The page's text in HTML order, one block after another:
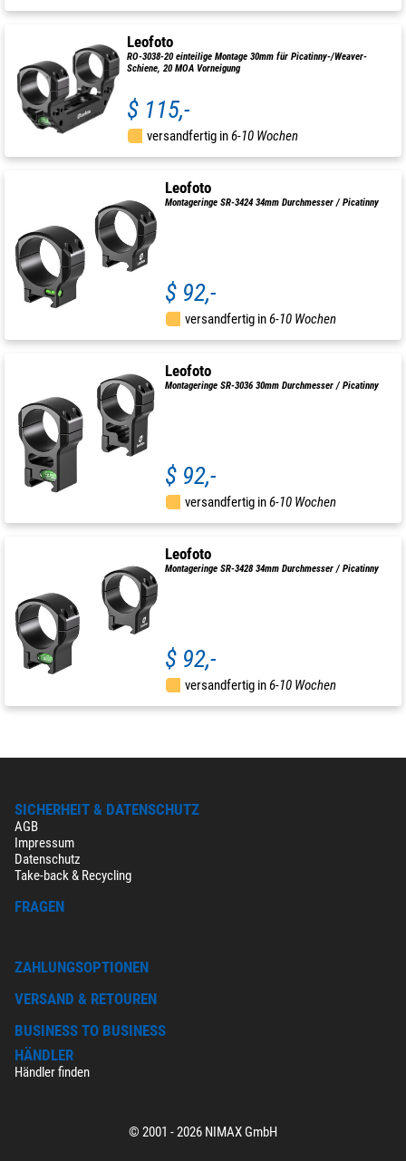
Leofoto
RO-3038-20 einteilige Montage 30mm für Picatinny-/Weaver-
Schiene, 20 MOA Vorneigung
$ 115,-
versandfertig in6-10 Wochen
Leofoto
Montageringe SR-3424 34mm Durchmesser / Picatinny
$ 92,-
versandfertig in6-10 Wochen
Leofoto
Montageringe SR-3036 30mm Durchmesser / Picatinny
$ 92,-
versandfertig in6-10 Wochen
Leofoto
Montageringe SR-3428 34mm Durchmesser / Picatinny
$ 92,-
versandfertig in6-10 Wochen
SICHERHEIT & DATENSCHUTZ
AGB
Impressum
Datenschutz
Take-back & Recycling
FRAGEN
ZAHLUNGSOPTIONEN
VERSAND & RETOUREN
BUSINESS TO BUSINESS
HÄNDLER
Händler finden
© 2001 - 2026 NIMAX GmbH